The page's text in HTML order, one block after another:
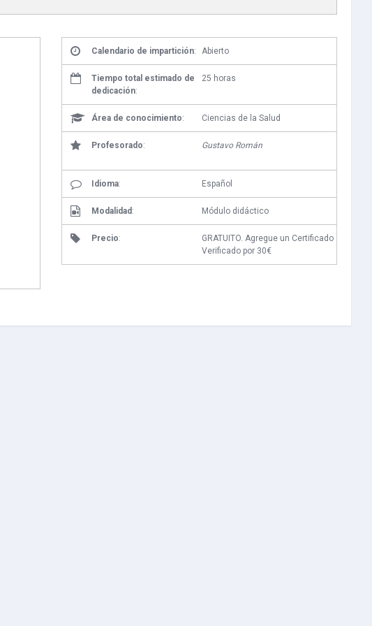
Calendario de impartición: Abierto
Tiempo total estimado de
dedicación:
25 horas
Área de conocimiento: Ciencias de la Salud
Profesorado: Gustavo Román
Idioma: Español
Modalidad : Módulo didáctico
Precio:
GRATUITO. Agregue un Certificado
Verificado por 30€